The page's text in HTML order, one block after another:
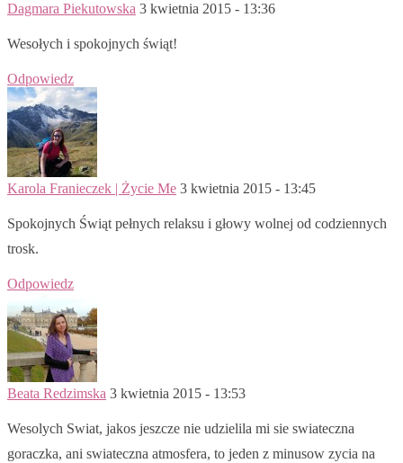
Dagmara Piekutowska 3 kwietnia 2015 - 13:36
Wesołych i spokojnych świąt!
Odpowiedz
Karola Franieczek | Życie Me 3 kwietnia 2015 - 13:45
Spokojnych Świąt pełnych relaksu i głowy wolnej od codziennych
trosk.
Odpowiedz
Beata Redzimska 3 kwietnia 2015 - 13:53
Wesolych Swiat, jakos jeszcze nie udzielila mi sie swiateczna
goraczka, ani swiateczna atmosfera, to jeden z minusow zycia na